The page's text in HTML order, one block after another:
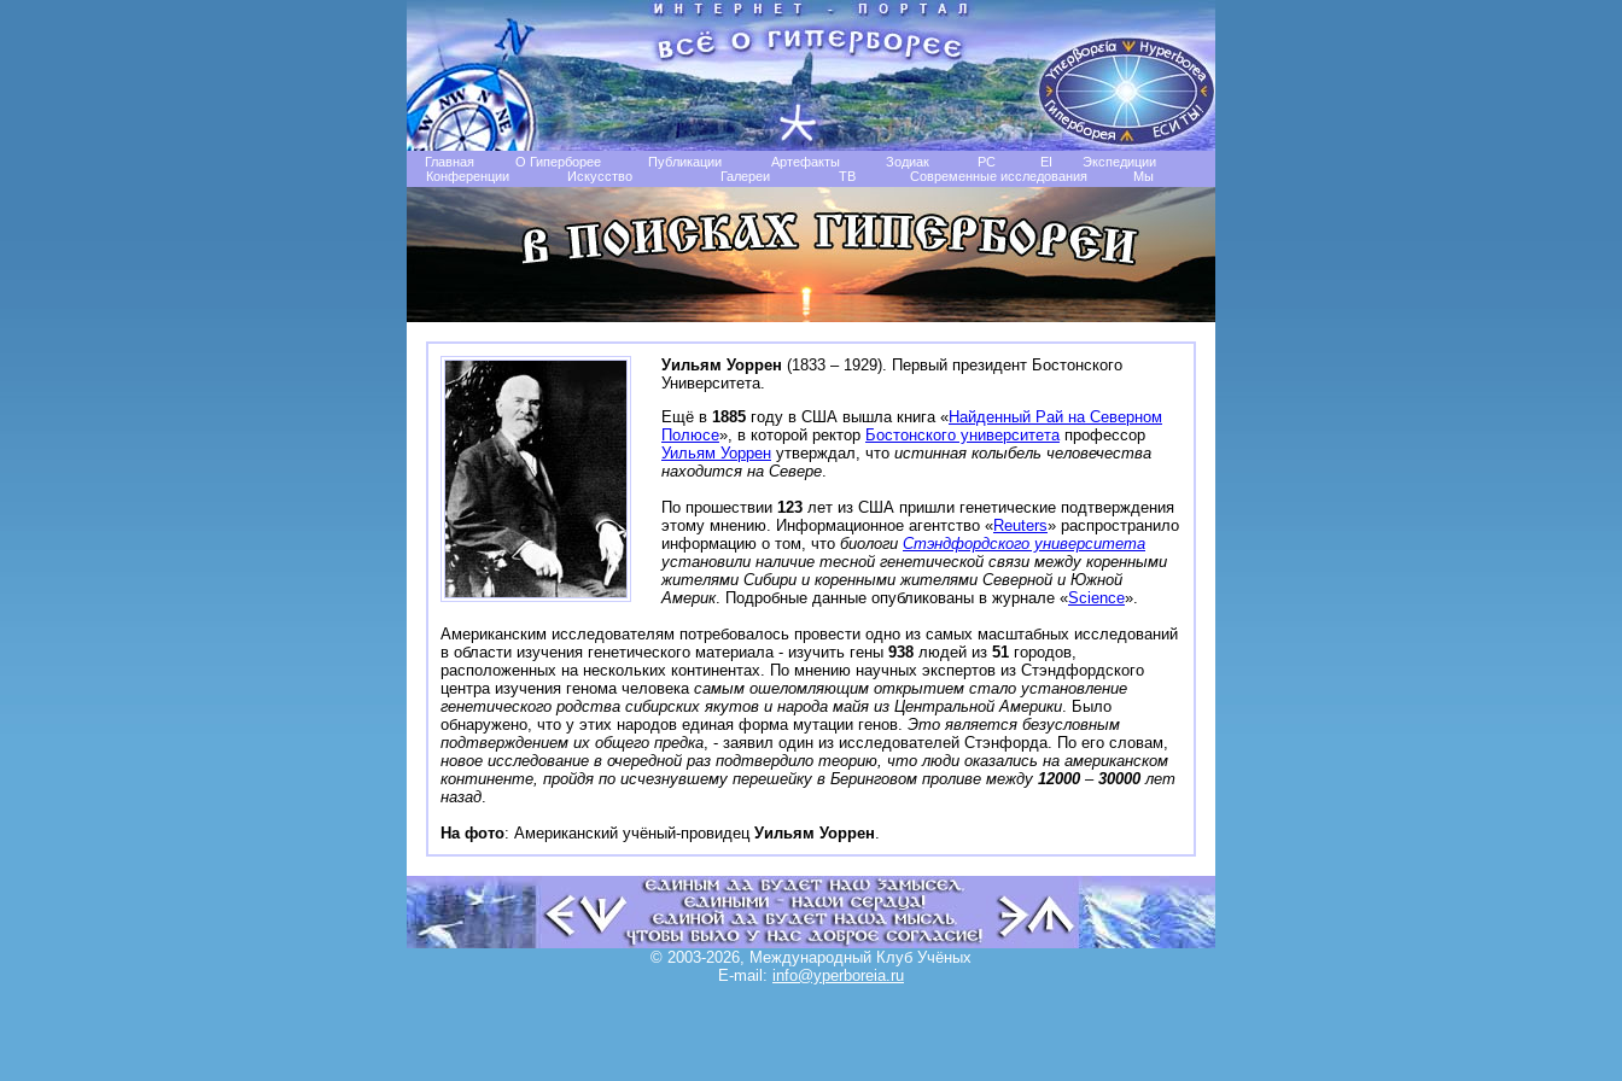
Главная О Гиперборее Публикации Артефакты Зодиак РС EI
Экспедиции
Конференции
Искусство Галереи TB Современные исследования Мы
Уильям Уоррен (1833 – 1929). Первый президент Бостонского
Университета.
Ещё в 1885 году в США вышла книга «Найденный Рай на Северном
Полюсе», в которой ректор Бостонского университета профессор
Уильям Уоррен утверждал, что истинная колыбель человечества
находится на Севере
По прошествии 123 лет из США пришли генетические подтверждения
этому мнению. Информационное агентство «Reuters» распространило
информацию о том, что биологи Стэндфордского университета
установили наличие тесной генетической связи между коренными
жителями Сибири и коренными жителями Северной и Южной
Америк. Подробные данные опубликованы в журнале «Science».
Американским исследователям потребовалось провести одно из самых масштабных исследований
в области изучения генетического материала - изучить гены 938 людей из 51 городов,
расположенных на нескольких континентах. По мнению научных экспертов из Стэндфордского
центра изучения генома человека самым ошеломляющим открытием стало установление
генетического родства сибирских якутов и народа майя из Центральной Америки . Было
обнаружено, что у этих народов единая форма мутации генов. Это является безусловным
подтверждением их общего предка , - заявил один из исследователей Стэнфорда. По его словам,
новое исследование в очередной раз подтвердило теорию, что люди оказались на американском
континенте, пройдя по исчезнувшему перешейку в Беринговом проливе между 12000 – 30000 лет
назад
На фото: Американский учёный-провидец Уильям Уоррен
© 2003-2026, Международный Клуб Учёных
E-mail: info@yperboreia.ru